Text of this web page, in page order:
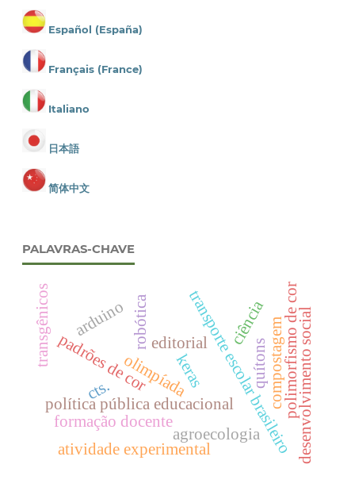
Español (España)
Français (France)
Italiano
日本語
简体中文
PALAVRAS-CHAVE
editorial
olimpíada
política pública educacionaltransporte escolar brasileiro
padrões de cor polimorfismo de cor
quítons
robótica
keras desenvolvimento social
formação docente
transgênicos
cts.
agroecologia
compostagem
atividade experimental
ciência
arduino